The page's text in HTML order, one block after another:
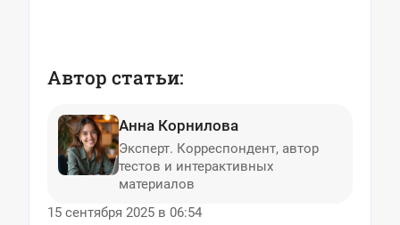
Автор статьи:
Анна Корнилова
Эксперт. Корреспондент, автор
тестов и интерактивных
материалов
15 сентября 2025 в 06:54